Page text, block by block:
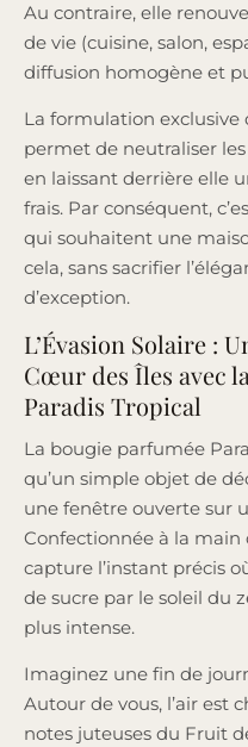
Au contraire, elle
de vie (cuisine, salon,
diffusion homogène et
La formulation
permet de neutraliser
en laissant derrière elle
frais. Par conséquent,
qui souhaitent une
cela, sans sacrifier
d’exception.
L’Évasion Solaire :
Cœur des Îles avec
Paradis Tropical
La bougie parfumée
qu’un simple objet de
une fenêtre ouverte sur
Confectionnée à la main
capture l’instant précis
de sucre par le soleil du
plus intense.
Imaginez une fin de
Autour de vous, l’air est
notes juteuses du Fruit